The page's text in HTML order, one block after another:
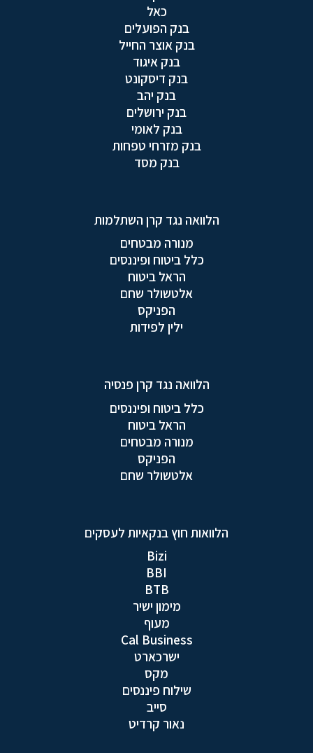
כאל
בנק הפועלים
בנק אוצר החייל
בנק איגוד
בנק דיסקונט
בנק יהב
בנק ירושלים
בנק לאומי
בנק מזרחי טפחות
בנק מסד
הלוואה נגד קרן השתלמות
מנורה מבטחים
כלל ביטוח ופיננסים
הראל ביטוח
אלטשולר שחם
הפניקס
ילין לפידות
הלוואה נגד קרן פנסיה
כלל ביטוח ופיננסים
הראל ביטוח
מנורה מבטחים
הפניקס
אלטשולר שחם
הלוואות חוץ בנקאיות לעסקים
Bizi
BBI
BTB
מימון ישיר
מעוף
Cal Business
ישרכארט
מקס
שילוח פיננסים
סייב
נאור קרדיט